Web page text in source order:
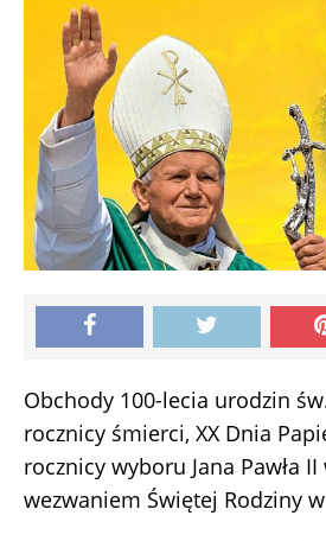
Obchody 100-lecia urodzin
rocznicy śmierci, XX Dnia
rocznicy wyboru Jana Pawła
wezwaniem Świętej Rodziny